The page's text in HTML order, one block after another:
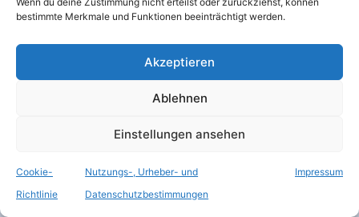
bestimmte Merkmale und Funktionen beeinträchtigt werden.
Akzeptieren
Ablehnen
Einstellungen ansehen
Cookie-
Richtlinie
Nutzungs-, Urheber- und
Datenschutzbestimmungen
Impressum
von Karl Urban. Quelle:
gab am Freitag bekannt,
verloren. Vor einer Woche
war der Kontakt zu ihm
abgebrochen. Das